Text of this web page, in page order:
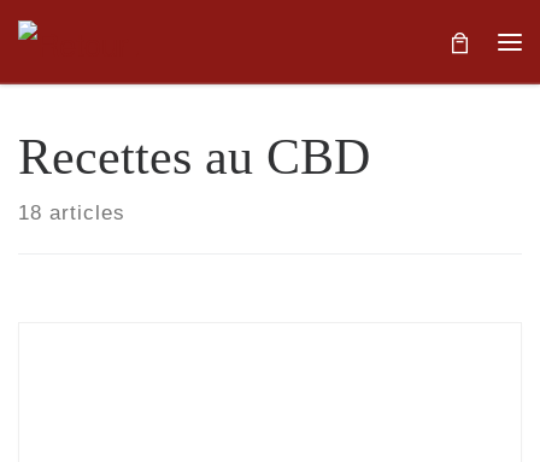
Skip to content
Recettes au CBD
18 articles